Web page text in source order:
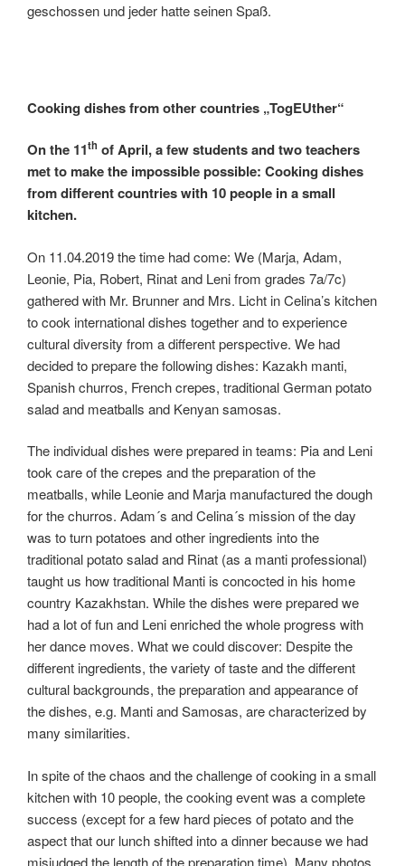
geschossen und jeder hatte seinen Spaß.
Cooking dishes from other countries „TogEUther“
On the 11th of April, a few students and two teachers
met to make the impossible possible: Cooking dishes
from different countries with 10 people in a small
kitchen.
On 11.04.2019 the time had come: We (Marja, Adam,
Leonie, Pia, Robert, Rinat and Leni from grades 7a/7c)
gathered with Mr. Brunner and Mrs. Licht in Celina’s kitchen
to cook international dishes together and to experience
cultural diversity from a different perspective. We had
decided to prepare the following dishes: Kazakh manti,
Spanish churros, French crepes, traditional German potato
salad and meatballs and Kenyan samosas.
The individual dishes were prepared in teams: Pia and Leni
took care of the crepes and the preparation of the
meatballs, while Leonie and Marja manufactured the dough
for the churros. Adam´s and Celina´s mission of the day
was to turn potatoes and other ingredients into the
traditional potato salad and Rinat (as a manti professional)
taught us how traditional Manti is concocted in his home
country Kazakhstan. While the dishes were prepared we
had a lot of fun and Leni enriched the whole progress with
her dance moves. What we could discover: Despite the
different ingredients, the variety of taste and the different
cultural backgrounds, the preparation and appearance of
the dishes, e.g. Manti and Samosas, are characterized by
many similarities.
In spite of the chaos and the challenge of cooking in a small
kitchen with 10 people, the cooking event was a complete
success (except for a few hard pieces of potato and the
aspect that our lunch shifted into a dinner because we had
misjudged the length of the preparation time). Many photos